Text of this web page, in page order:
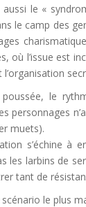
le «
le camp des
où l’issue est
le
personnages
muets).
s’échine à
les larbins de
tant de
scénario le plus